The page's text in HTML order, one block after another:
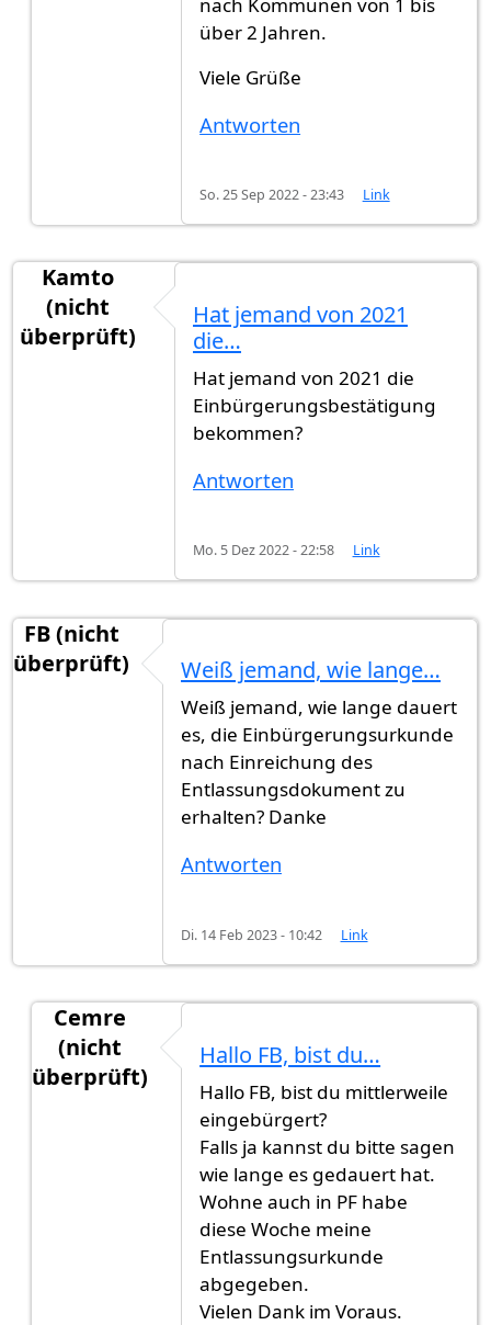
über 2 Jahren.
Viele Grüße
Antworten
So. 25 Sep 2022 - 23:43 Link
Kamto
(nicht
überprüft)
Hat jemand von 2021
die…
Hat jemand von 2021 die
Einbürgerungsbestätigung
bekommen?
Antworten
Mo. 5 Dez 2022 - 22:58 Link
FB (nicht
überprüft)
Weiß jemand, wie lange…
Weiß jemand, wie lange dauert
es, die Einbürgerungsurkunde
nach Einreichung des
Entlassungsdokument zu
erhalten? Danke
Antworten
Di. 14 Feb 2023 - 10:42 Link
Cemre
(nicht
überprüft)
Weiß jemand, wie lange…vonFB
Hallo FB, bist du…
Hallo FB, bist du mittlerweile
eingebürgert?
Falls ja kannst du bitte sagen
wie lange es gedauert hat.
Wohne auch in PF habe
diese Woche meine
Entlassungsurkunde
abgegeben.
Vielen Dank im Voraus.